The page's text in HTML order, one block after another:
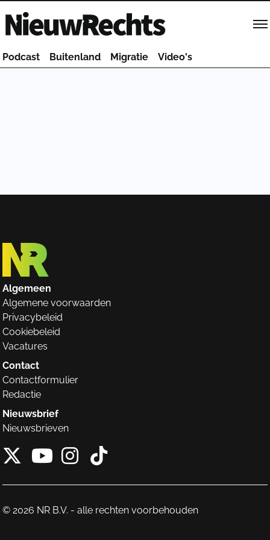
Homepage van NieuwRechts
Podcast Buitenland Migratie Video's
Algemeen
Algemene voorwaarden
Privacybeleid
Cookiebeleid
Vacatures
Contact
Contactformulier
Redactie
Nieuwsbrief
Nieuwsbrieven
X van NieuwRechts
Instagram van
Tiktok van
© 2026 NR B.V. - alle rechten voorbehouden